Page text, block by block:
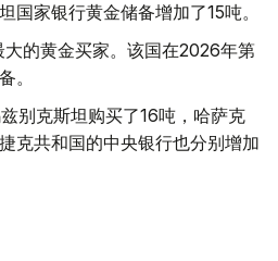
国家银行黄金储备增加了15吨。
的黄金买家。该国在2026年第
。
别克斯坦购买了16吨，哈萨克
克共和国的中央银行也分别增加